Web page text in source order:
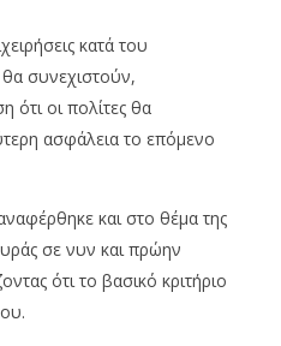
κατά του
συνεχιστούν,
ότι οι πολίτες θα
ασφάλεια το επόμενο
και στο θέμα της
σε νυν και πρώην
ότι το βασικό κριτήριο